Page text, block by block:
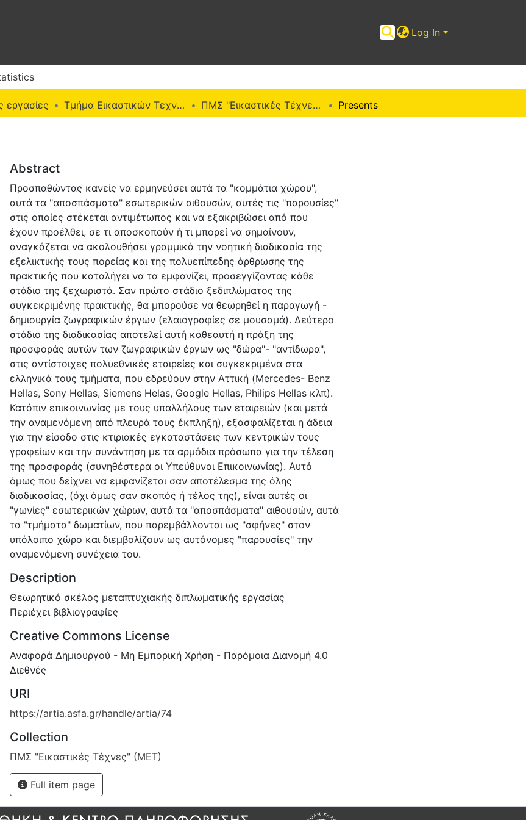
Log In
εργασίες Τμήμα Εικαστικών Τεχνών ΠΜΣ "Εικαστικές Τέχνες" (ΜΕΤ) Presents
Abstract
Προσπαθώντας κανείς να ερμηνεύσει αυτά τα "κομμάτια χώρου",
αυτά τα "αποσπάσματα" εσωτερικών αιθουσών, αυτές τις "παρουσίες"
στις οποίες στέκεται αντιμέτωπος και να εξακριβώσει από που
έχουν προέλθει, σε τι αποσκοπούν ή τι μπορεί να σημαίνουν,
αναγκάζεται να ακολουθήσει γραμμικά την νοητική διαδικασία της
εξελικτικής τους πορείας και της πολυεπίπεδης άρθρωσης της
πρακτικής που καταλήγει να τα εμφανίζει, προσεγγίζοντας κάθε
στάδιο της ξεχωριστά. Σαν πρώτο στάδιο ξεδιπλώματος της
συγκεκριμένης πρακτικής, θα μπορούσε να θεωρηθεί η παραγωγή -
δημιουργία ζωγραφικών έργων (ελαιογραφίες σε μουσαμά). Δεύτερο
στάδιο της διαδικασίας αποτελεί αυτή καθεαυτή η πράξη της
προσφοράς αυτών των ζωγραφικών έργων ως "δώρα"- "αντίδωρα",
στις αντίστοιχες πολυεθνικές εταιρείες και συγκεκριμένα στα
ελληνικά τους τμήματα, που εδρεύουν στην Αττική (Mercedes- Benz
Hellas, Sony Hellas, Siemens Helas, Google Hellas, Philips Hellas κλπ).
Κατόπιν επικοινωνίας με τους υπαλλήλους των εταιρειών (και μετά
την αναμενόμενη από πλευρά τους έκπληξη), εξασφαλίζεται η άδεια
για την είσοδο στις κτιριακές εγκαταστάσεις των κεντρικών τους
γραφείων και την συνάντηση με τα αρμόδια πρόσωπα για την τέλεση
της προσφοράς (συνηθέστερα οι Υπεύθυνοι Επικοινωνίας). Αυτό
όμως που δείχνει να εμφανίζεται σαν αποτέλεσμα της όλης
διαδικασίας, (όχι όμως σαν σκοπός ή τέλος της), είναι αυτές οι
"γωνίες" εσωτερικών χώρων, αυτά τα "αποσπάσματα" αιθουσών, αυτά
τα "τμήματα" δωματίων, που παρεμβάλλονται ως "σφήνες" στον
υπόλοιπο χώρο και διεμβολίζουν ως αυτόνομες "παρουσίες" την
αναμενόμενη συνέχεια του.
Description
Θεωρητικό σκέλος μεταπτυχιακής διπλωματικής εργασίας
Περιέχει βιβλιογραφίες
Creative Commons License
Αναφορά Δημιουργού - Μη Εμπορική Χρήση - Παρόμοια Διανομή 4.0
Διεθνές
URI
https://artia.asfa.gr/handle/artia/74
Collection
ΠΜΣ "Εικαστικές Τέχνες" (ΜΕΤ)
Full item page